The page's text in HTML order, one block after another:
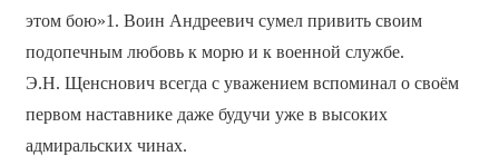
этом бою»1. Воин Андреевич сумел привить своим
подопечным любовь к морю и к военной службе.
Э.Н. Щенснович всегда с уважением вспоминал о своём
первом наставнике даже будучи уже в высоких
адмиральских чинах.